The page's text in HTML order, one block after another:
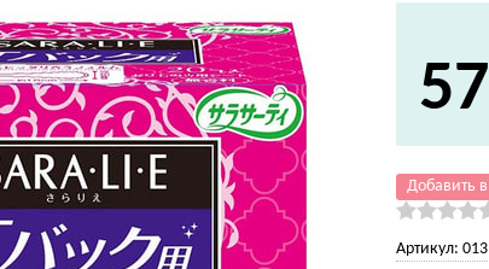
Добавить
Артикул: